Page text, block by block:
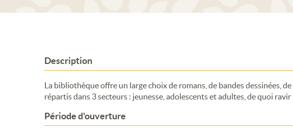
Description
La bibliothèque offre un large choix de romans, de bandes dessinées,
répartis dans 3 secteurs : jeunesse, adolescents et adultes, de quoi
Période d'ouverture